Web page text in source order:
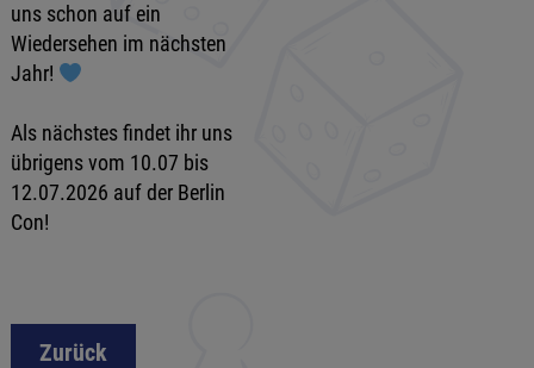
uns schon auf ein
Wiedersehen im nächsten
Jahr!
Als nächstes findet ihr uns
übrigens vom 10.07 bis
12.07.2026 auf der Berlin
Con!
Zurück